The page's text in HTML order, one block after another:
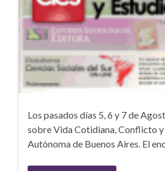
Los pasados días 5, 6 y 7 de
sobre Vida Cotidiana, Conflicto y
Autónoma de Buenos Aires. El